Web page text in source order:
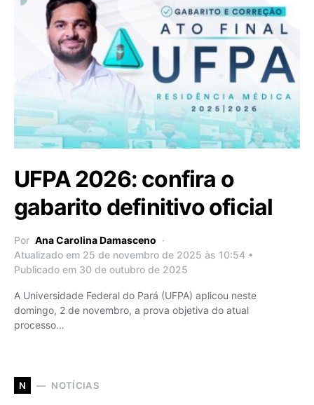
UFPA 2026: confira o
gabarito definitivo oficial
Por Ana Carolina Damasceno
Atualizado em 25 de novembro de 2025 às 10:54 •
Publicado em 30 de outubro de 2025
A Universidade Federal do Pará (UFPA) aplicou neste
domingo, 2 de novembro, a prova objetiva do atual
processo…
N NOTÍCIAS